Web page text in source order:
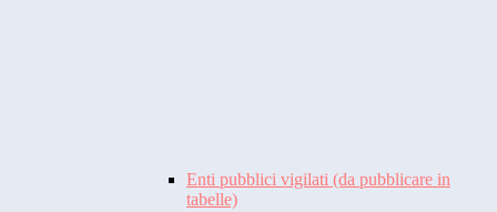
Enti pubblici vigilati (da pubblicare in
tabelle)